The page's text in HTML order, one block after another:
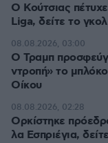
Ο Κούτσιας
Liga, δείτε το γκολ
Ο Τραμπ
ντροπή» το
Οίκου
08.08.2026, 03:00
Ορκίστηκε
λα Εσπριέγια,
08.08.2026, 02:28